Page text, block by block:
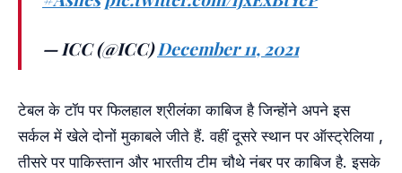
— ICC (@ICC)December 11, 2021
टेबल के टॉप पर फिलहाल श्रीलंका काबिज है जिन्होंने अपने इस
सर्कल में खेले दोनों मुकाबले जीते हैं. वहीं दूसरे स्थान पर ऑस्ट्रेलिया ,
तीसरे पर पाकिस्तान और भारतीय टीम चौथे नंबर पर काबिज है. इसके